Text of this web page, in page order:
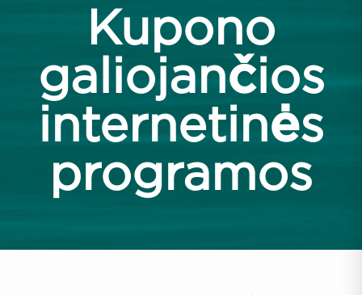
Kupono
galiojančios
internetinės
programos